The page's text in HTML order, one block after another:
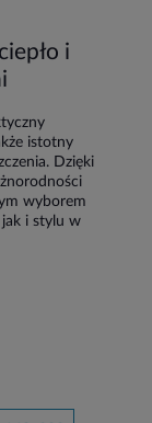
i
istotny
Dzięki
wyborem
i stylu w